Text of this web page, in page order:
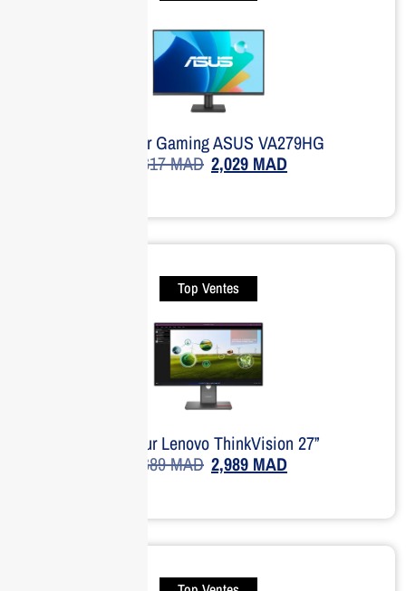
Moniteur Gaming ASUS VA279HG
2,617MAD 2,029 MAD
Top Ventes
Moniteur Lenovo ThinkVision 27”
5,689MAD 2,989 MAD